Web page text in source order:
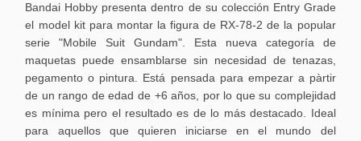
Bandai Hobby presenta dentro de su colección Entry Grade
el model kit para montar la figura de RX-78-2 de la popular
serie "Mobile Suit Gundam". Esta nueva categoría de
maquetas puede ensamblarse sin necesidad de tenazas,
pegamento o pintura. Está pensada para empezar a pàrtir
de un rango de edad de +6 años, por lo que su complejidad
es mínima pero el resultado es de lo más destacado. Ideal
para aquellos que quieren iniciarse en el mundo del